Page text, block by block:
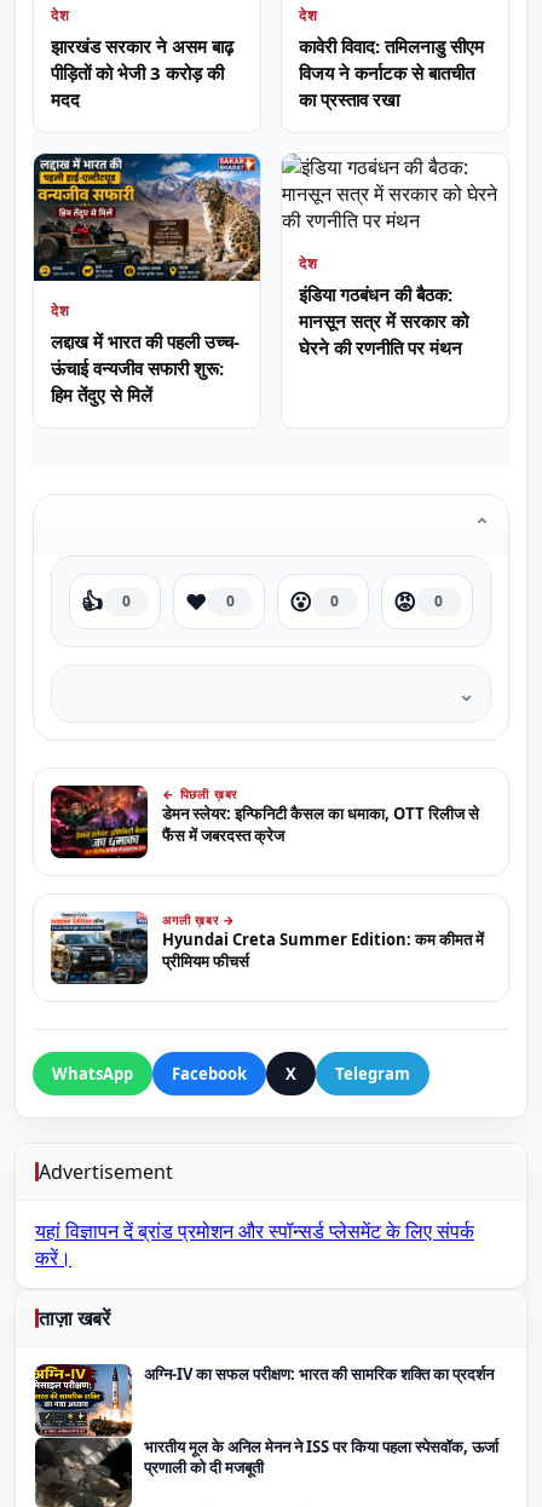
देश
झारखंड सरकार ने असम बाढ़
पीड़ितों को भेजी 3 करोड़ की
मदद
देश
कावेरी विवाद: तमिलनाडु सीएम
विजय ने कर्नाटक से बातचीत
का प्रस्ताव रखा
देश
लद्दाख में भारत की पहली उच्च-
ऊंचाई वन्यजीव सफारी शुरू:
हिम तेंदुए से मिलें
देश
इंडिया गठबंधन की बैठक:
मानसून सत्र में सरकार को
घेरने की रणनीति पर मंथन
⌄
👍 0 ❤️ 0 😮 0 😡 0
⌄
← पिछली ख़बर
डेमन स्लेयर: इन्फिनिटी कैसल का धमाका, OTT रिलीज से
फैंस में जबरदस्त क्रेज
अगली ख़बर →
Hyundai Creta Summer Edition: कम कीमत में
प्रीमियम फीचर्स
WhatsApp Facebook X Telegram
Advertisement
यहां विज्ञापन देंब्रांड प्रमोशन और स्पॉन्सर्ड प्लेसमेंट के लिए संपर्क
करें।
ताज़ा खबरें
अग्नि-IV का सफल परीक्षण: भारत की सामरिक शक्ति का प्रदर्शन
भारतीय मूल के अनिल मेनन ने ISS पर किया पहला स्पेसवॉक, ऊर्जा
प्रणाली को दी मजबूती